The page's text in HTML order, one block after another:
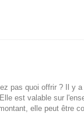
pas quoi offrir ? Il y
est valable sur
elle peut être